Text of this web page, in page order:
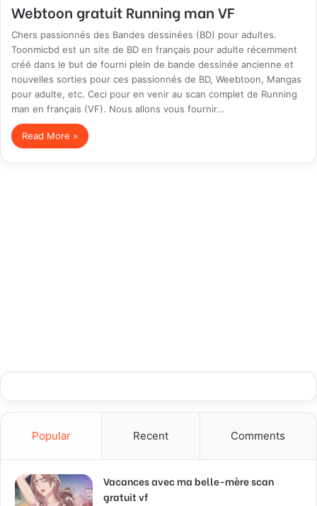
Webtoon gratuit Running man VF
Chers passionnés des Bandes dessinées (BD) pour adultes.
Toonmicbd est un site de BD en français pour adulte récemment
créé dans le but de fourni plein de bande dessinée ancienne et
nouvelles sorties pour ces passionnés de BD, Weebtoon, Mangas
pour adulte, etc. Ceci pour en venir au scan complet de Running
man en français (VF). Nous allons vous fournir…
Read More »
Popular Recent Comments
Vacances avec ma belle-mère scan
gratuit vf